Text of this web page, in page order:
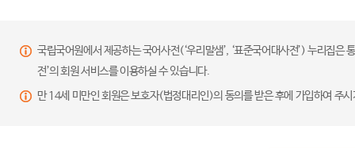
국립국어원에서 제공하는 국어사전(‘우리말샘’, ‘표준국어대사전’) 누리집
전’의 회원 서비스를 이용하실 수 있습니다.
만 14세 미만인 회원은 보호자(법정대리인)의 동의를 받은 후에 가입하여 주